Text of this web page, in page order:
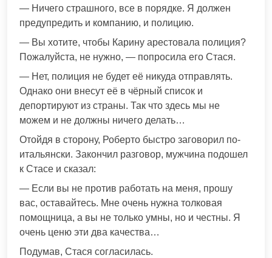
— Ничего страшного, все в порядке. Я должен
предупредить и компанию, и полицию.
— Вы хотите, чтобы Карину арестовала полиция?
Пожалуйста, не нужно, — попросила его Стася.
— Нет, полиция не будет её никуда отправлять.
Однако они внесут её в чёрный список и
депортируют из страны. Так что здесь мы не
можем и не должны ничего делать…
Отойдя в сторону, Роберто быстро заговорил по-
итальянски. Закончил разговор, мужчина подошел
к Стасе и сказал:
— Если вы не против работать на меня, прошу
вас, оставайтесь. Мне очень нужна толковая
помощница, а вы не только умны, но и честны. Я
очень ценю эти два качества…
Подумав, Стася согласилась.